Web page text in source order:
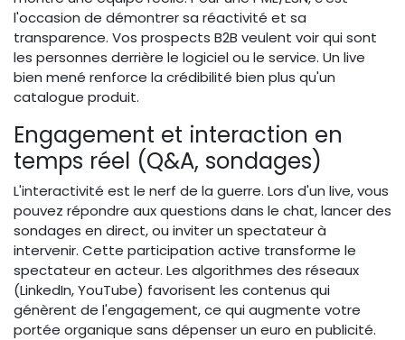
l'occasion de démontrer sa réactivité et sa
transparence. Vos prospects B2B veulent voir qui sont
les personnes derrière le logiciel ou le service. Un live
bien mené renforce la crédibilité bien plus qu'un
catalogue produit.
Engagement et interaction en
temps réel (Q&A, sondages)
L'interactivité est le nerf de la guerre. Lors d'un live, vous
pouvez répondre aux questions dans le chat, lancer des
sondages en direct, ou inviter un spectateur à
intervenir. Cette participation active transforme le
spectateur en acteur. Les algorithmes des réseaux
(LinkedIn, YouTube) favorisent les contenus qui
génèrent de l'engagement, ce qui augmente votre
portée organique sans dépenser un euro en publicité.